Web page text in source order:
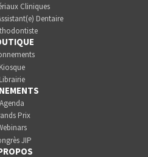
Cliniques
Dentaire
Kiosque
Librairie
Agenda
Prix
JIP